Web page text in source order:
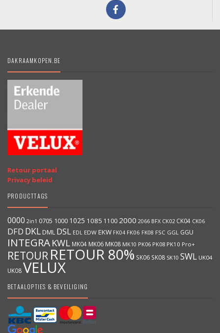
DAKRAAMKOPEN.BE
Retour portaal
Privacy beleid
PRODUCTTAGS
0000 2in1 0705 1000 1025 1085 1100 2000 2066 BFX CK02 CK04 CK06
DFD DKL DML DSL EDL EDW EKW FK04 FK06 FK08 FSC GGL GGU
INTEGRA KWL MK04 MK06 MK08 MK10 PK06 PK08 PK10 Pro+
RETOUR RETOUR 80% SK06 SK08 SK10 SWL UK04
UK08VELUX
BETAALOPTIES & BEVEILIGING